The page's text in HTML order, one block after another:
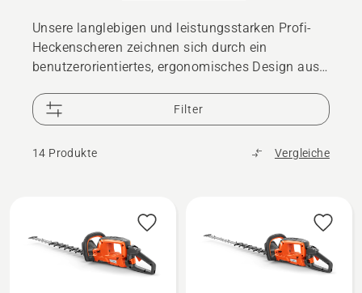
Unsere langlebigen und leistungsstarken Profi-
Heckenscheren zeichnen sich durch ein
benutzerorientiertes, ergonomisches Design aus,
Effizienz sorgt. Finden und kaufen Sie eine neue
Profi-Akku- und Elektro- oder Benzin-
Heckenschere.
Filter
14 Produkte Vergleiche